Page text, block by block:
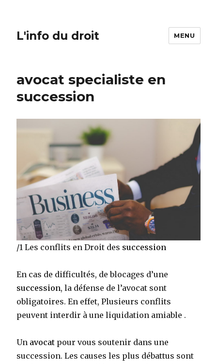
L'info du droit MENU
avocat specialiste en
succession
/1 Les conflits en Droit des succession
En cas de difficultés, de blocages d’une
succession, la défense de l’avocat sont
obligatoires. En effet, Plusieurs conflits
peuvent interdir à une liquidation amiable .
Un avocat pour vous soutenir dans une
succession. Les causes les plus débattus sont